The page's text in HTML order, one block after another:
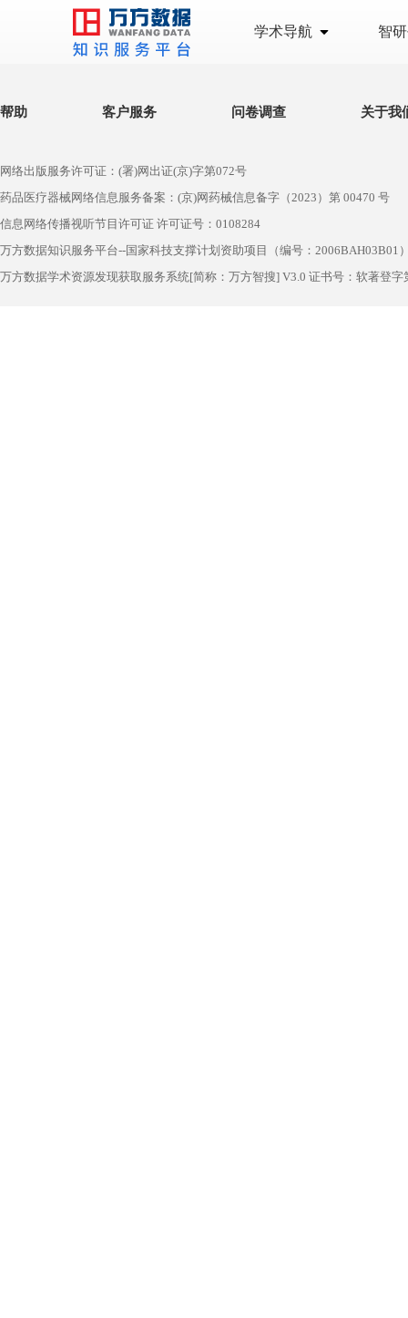
学术导航 智
帮助 客户服务 问卷调查 关于我
网络出版服务许可证：(署)网出证(京)字第072号
药品医疗器械网络信息服务备案：(京)网药械信息备字（2023）第 00470 号
信息网络传播视听节目许可证 许可证号：0108284
万方数据知识服务平台--国家科技支撑计划资助项目（编号：2006BAH03B01
万方数据学术资源发现获取服务系统[简称：万方智搜] V3.0 证书号：软著登字